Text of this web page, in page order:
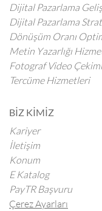
Dijital Pazarlama
Dijital Pazarlama
Dönüşüm Oranı
Metin Yazarlığı
Fotograf Video Çekimi
Tercüme Hizmetleri
BİZ KİMİZ
Kariyer
İletişim
Konum
E Katalog
PayTR Başvuru
Çerez Ayarları